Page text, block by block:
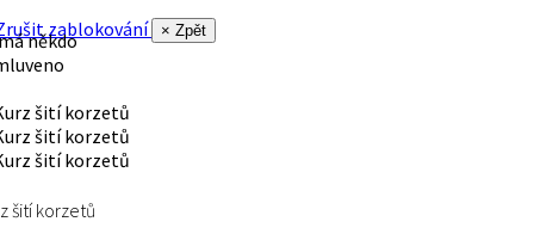
zablokování
× Zpět
někdo
šití korzetů